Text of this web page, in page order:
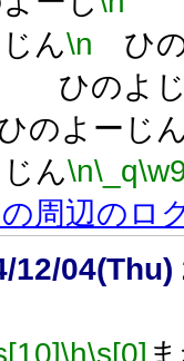
ん\n ひ
のよ
のよーじ
ん\n\_q
の周辺のロ
12/
\h\s[0]